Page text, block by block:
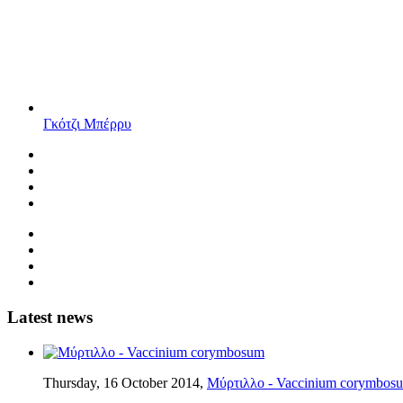
Γκότζι Μπέρρυ
Latest news
Thursday, 16 October 2014, Μύρτιλλο - Vaccinium